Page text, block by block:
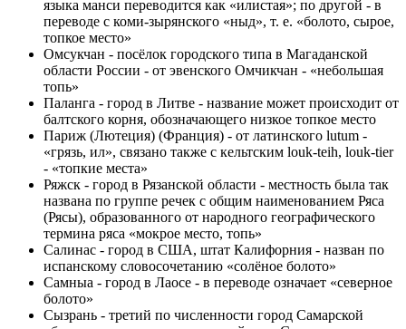
языка манси переводится как «илистая»; по другой - в
переводе с коми-зырянского «ныд», т. е. «болото, сырое,
топкое место»
Омсукчан - посёлок городского типа в Магаданской
области России - от эвенского Омчикчан - «небольшая
топь»
Паланга - город в Литве - название может происходит от
балтского корня, обозначающего низкое топкое место
Париж (Лютеция) (Франция) - от латинского lutum -
«грязь, ил», связано также с кельтским louk-teih, louk-tier
- «топкие места»
Ряжск - город в Рязанской области - местность была так
названа по группе речек с общим наименованием Ряса
(Рясы), образованного от народного географического
термина ряса «мокрое место, топь»
Салинас - город в США, штат Калифорния - назван по
испанскому словосочетанию «солёное болото»
Самныа - город в Лаосе - в переводе означает «северное
болото»
Сызрань - третий по численности город Самарской